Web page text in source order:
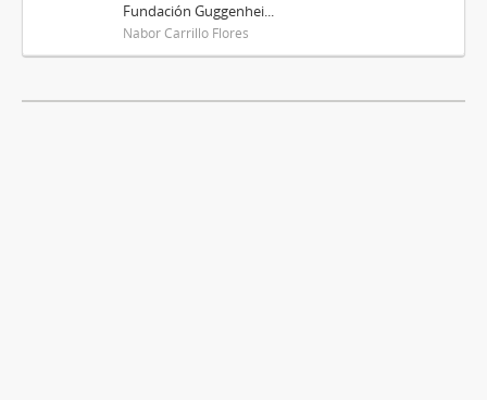
Fundación Guggenhei...
Nabor Carrillo Flores